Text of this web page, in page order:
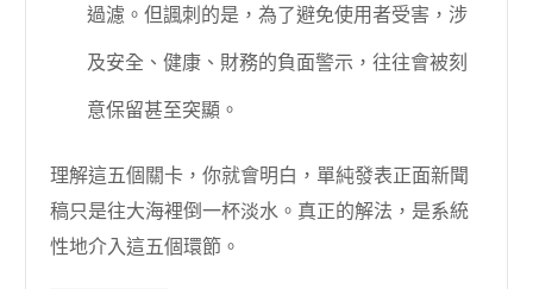
過濾。但諷刺的是，為了避免使用者受害，涉
及安全、健康、財務的負面警示，往往會被刻
意保留甚至突顯。
理解這五個關卡，你就會明白，單純發表正面新聞
稿只是往大海裡倒一杯淡水。真正的解法，是系統
性地介入這五個環節。